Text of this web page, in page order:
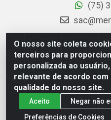
O nosso site coleta
terceiros para
personalizada ao
relevante de acordo
qualidade do nosso site.
Aceito
Negar não
Preferências de Cookies
(75)
Mercante Distribuidora - Rua
Santana/BA - CEP 44.096-